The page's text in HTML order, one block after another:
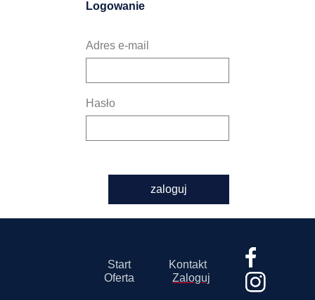
Logowanie
Adres e-mail
Hasło
zaloguj
Start
Kontakt
Oferta
Zaloguj